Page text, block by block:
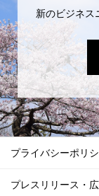
新のビジネス
プライバシーポリ
プレスリリース・